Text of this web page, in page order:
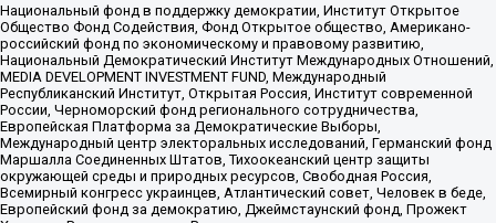
Национальный фонд в поддержку демократии, Институт Открытое
Общество Фонд Содействия, Фонд Открытое общество, Американо-
российский фонд по экономическому и правовому развитию,
Национальный Демократический Институт Международных Отношений,
MEDIA DEVELOPMENT INVESTMENT FUND, Международный
Республиканский Институт, Открытая Россия, Институт современной
России, Черноморский фонд регионального сотрудничества,
Европейская Платформа за Демократические Выборы,
Международный центр электоральных исследований, Германский фонд
Маршалла Соединенных Штатов, Тихоокеанский центр защиты
окружающей среды и природных ресурсов, Свободная Россия,
Всемирный конгресс украинцев, Атлантический совет, Человек в беде,
Европейский фонд за демократию, Джеймстаунский фонд, Прожект